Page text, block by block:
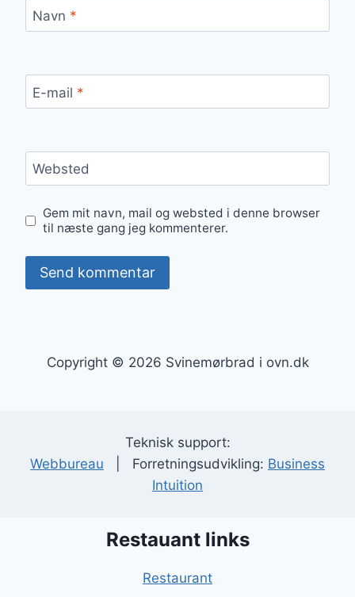
Navn *
E-mail *
Websted
Gem mit navn, mail og websted i denne browser
til næste gang jeg kommenterer.
Copyright © 2026 Svinemørbrad i ovn.dk
Teknisk support:
Webbureau | Forretningsudvikling: Business
Intuition
Restauant links
Restaurant